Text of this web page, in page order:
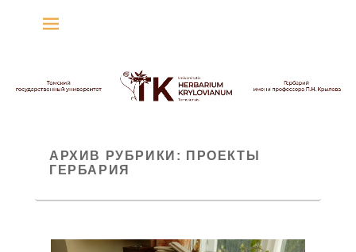
АРХИВ РУБРИКИ:
ПРОЕКТЫ
ГЕРБАРИЯ